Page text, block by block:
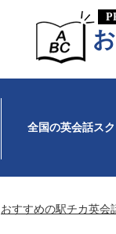
全国の英会話ス
おすすめの駅チカ英会